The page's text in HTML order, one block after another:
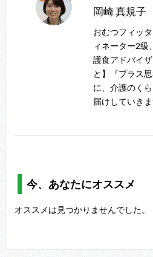
岡崎 真規子
おむつフィッ
ィネーター2級
護食アドバイ
と】『プラス
に、介護のく
届けしていきま
今、あなたにオススメ
オススメは見つかりませんでした。